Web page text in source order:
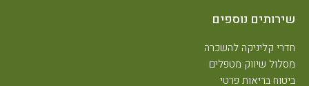
שירותים נוספים
חדרי קליניקה להשכרה
מסלול שיווק מטפלים
ביטוח בריאות פרטי